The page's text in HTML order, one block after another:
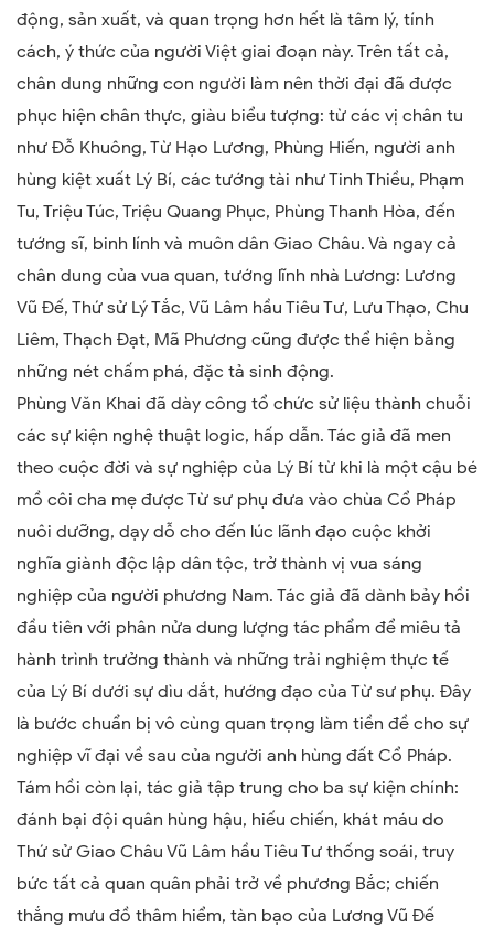
động, sản xuất, và quan trọng hơn hết là tâm lý, tính
cách, ý thức của người Việt giai đoạn này. Trên tất cả,
chân dung những con người làm nên thời đại đã được
phục hiện chân thực, giàu biểu tượng: từ các vị chân tu
như Đỗ Khuông, Từ Hạo Lương, Phùng Hiến, người anh
hùng kiệt xuất Lý Bí, các tướng tài như Tinh Thiều, Phạm
Tu, Triệu Túc, Triệu Quang Phục, Phùng Thanh Hòa, đến
tướng sĩ, binh lính và muôn dân Giao Châu. Và ngay cả
chân dung của vua quan, tướng lĩnh nhà Lương: Lương
Vũ Đế, Thứ sử Lý Tắc, Vũ Lâm hầu Tiêu Tư, Lưu Thạo, Chu
Liêm, Thạch Đạt, Mã Phương cũng được thể hiện bằng
những nét chấm phá, đặc tả sinh động.
Phùng Văn Khai đã dày công tổ chức sử liệu thành chuỗi
các sự kiện nghệ thuật logic, hấp dẫn. Tác giả đã men
theo cuộc đời và sự nghiệp của Lý Bí từ khi là một cậu bé
mồ côi cha mẹ được Từ sư phụ đưa vào chùa Cổ Pháp
nuôi dưỡng, dạy dỗ cho đến lúc lãnh đạo cuộc khởi
nghĩa giành độc lập dân tộc, trở thành vị vua sáng
nghiệp của người phương Nam. Tác giả đã dành bảy hồi
đầu tiên với phân nửa dung lượng tác phẩm để miêu tả
hành trình trưởng thành và những trải nghiệm thực tế
của Lý Bí dưới sự dìu dắt, hướng đạo của Từ sư phụ. Đây
là bước chuẩn bị vô cùng quan trọng làm tiền đề cho sự
nghiệp vĩ đại về sau của người anh hùng đất Cổ Pháp.
Tám hồi còn lại, tác giả tập trung cho ba sự kiện chính:
đánh bại đội quân hùng hậu, hiếu chiến, khát máu do
Thứ sử Giao Châu Vũ Lâm hầu Tiêu Tư thống soái, truy
bức tất cả quan quân phải trở về phương Bắc; chiến
thắng mưu đồ thâm hiểm, tàn bạo của Lương Vũ Đế